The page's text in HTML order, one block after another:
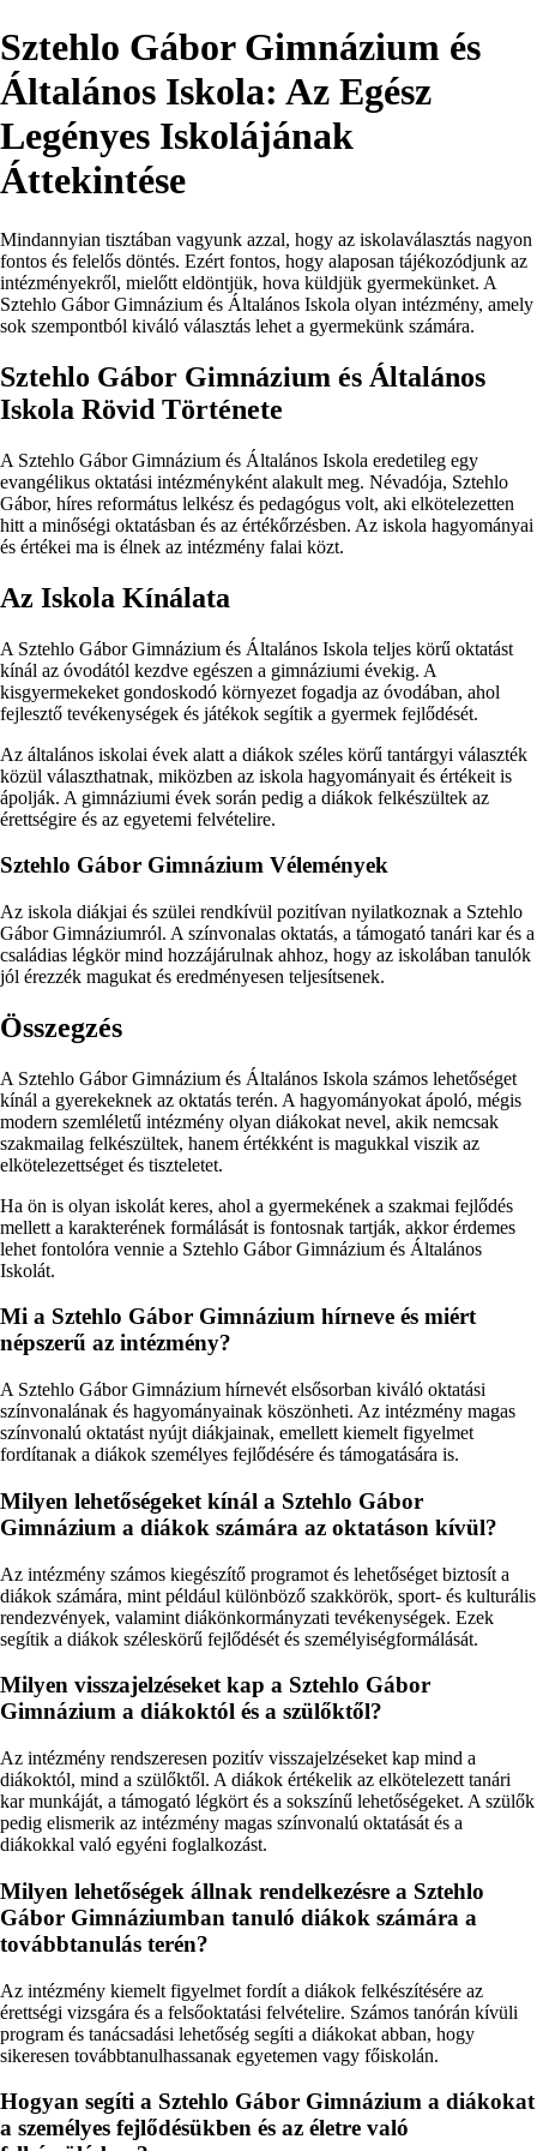
Sztehlo Gábor Gimnázium és
Általános Iskola: Az Egész
Legényes Iskolájának
Áttekintése
Mindannyian tisztában vagyunk azzal, hogy az iskolaválasztás nagyon
fontos és felelős döntés. Ezért fontos, hogy alaposan tájékozódjunk az
intézményekről, mielőtt eldöntjük, hova küldjük gyermekünket. A
Sztehlo Gábor Gimnázium és Általános Iskola olyan intézmény, amely
sok szempontból kiváló választás lehet a gyermekünk számára.
Sztehlo Gábor Gimnázium és Általános
Iskola Rövid Története
A Sztehlo Gábor Gimnázium és Általános Iskola eredetileg egy
evangélikus oktatási intézményként alakult meg. Névadója, Sztehlo
Gábor, híres református lelkész és pedagógus volt, aki elkötelezetten
hitt a minőségi oktatásban és az értékőrzésben. Az iskola hagyományai
és értékei ma is élnek az intézmény falai közt.
Az Iskola Kínálata
A Sztehlo Gábor Gimnázium és Általános Iskola teljes körű oktatást
kínál az óvodától kezdve egészen a gimnáziumi évekig. A
kisgyermekeket gondoskodó környezet fogadja az óvodában, ahol
fejlesztő tevékenységek és játékok segítik a gyermek fejlődését.
Az általános iskolai évek alatt a diákok széles körű tantárgyi választék
közül választhatnak, miközben az iskola hagyományait és értékeit is
ápolják. A gimnáziumi évek során pedig a diákok felkészültek az
érettségire és az egyetemi felvételire.
Sztehlo Gábor Gimnázium Vélemények
Az iskola diákjai és szülei rendkívül pozitívan nyilatkoznak a Sztehlo
Gábor Gimnáziumról. A színvonalas oktatás, a támogató tanári kar és a
családias légkör mind hozzájárulnak ahhoz, hogy az iskolában tanulók
jól érezzék magukat és eredményesen teljesítsenek.
Összegzés
A Sztehlo Gábor Gimnázium és Általános Iskola számos lehetőséget
kínál a gyerekeknek az oktatás terén. A hagyományokat ápoló, mégis
modern szemléletű intézmény olyan diákokat nevel, akik nemcsak
szakmailag felkészültek, hanem értékként is magukkal viszik az
elkötelezettséget és tiszteletet.
Ha ön is olyan iskolát keres, ahol a gyermekének a szakmai fejlődés
mellett a karakterének formálását is fontosnak tartják, akkor érdemes
lehet fontolóra vennie a Sztehlo Gábor Gimnázium és Általános
Iskolát.
Mi a Sztehlo Gábor Gimnázium hírneve és miért
népszerű az intézmény?
A Sztehlo Gábor Gimnázium hírnevét elsősorban kiváló oktatási
színvonalának és hagyományainak köszönheti. Az intézmény magas
színvonalú oktatást nyújt diákjainak, emellett kiemelt figyelmet
fordítanak a diákok személyes fejlődésére és támogatására is.
Milyen lehetőségeket kínál a Sztehlo Gábor
Gimnázium a diákok számára az oktatáson kívül?
Az intézmény számos kiegészítő programot és lehetőséget biztosít a
diákok számára, mint például különböző szakkörök, sport- és kulturális
rendezvények, valamint diákönkormányzati tevékenységek. Ezek
segítik a diákok széleskörű fejlődését és személyiségformálását.
Milyen visszajelzéseket kap a Sztehlo Gábor
Gimnázium a diákoktól és a szülőktől?
Az intézmény rendszeresen pozitív visszajelzéseket kap mind a
diákoktól, mind a szülőktől. A diákok értékelik az elkötelezett tanári
kar munkáját, a támogató légkört és a sokszínű lehetőségeket. A szülők
pedig elismerik az intézmény magas színvonalú oktatását és a
diákokkal való egyéni foglalkozást.
Milyen lehetőségek állnak rendelkezésre a Sztehlo
Gábor Gimnáziumban tanuló diákok számára a
továbbtanulás terén?
Az intézmény kiemelt figyelmet fordít a diákok felkészítésére az
érettségi vizsgára és a felsőoktatási felvételire. Számos tanórán kívüli
program és tanácsadási lehetőség segíti a diákokat abban, hogy
sikeresen továbbtanulhassanak egyetemen vagy főiskolán.
Hogyan segíti a Sztehlo Gábor Gimnázium a diákokat
a személyes fejlődésükben és az életre való